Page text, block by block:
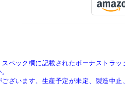
ペック欄に記載されたボーナストラ
ざいます。生産予定が未定、製造中